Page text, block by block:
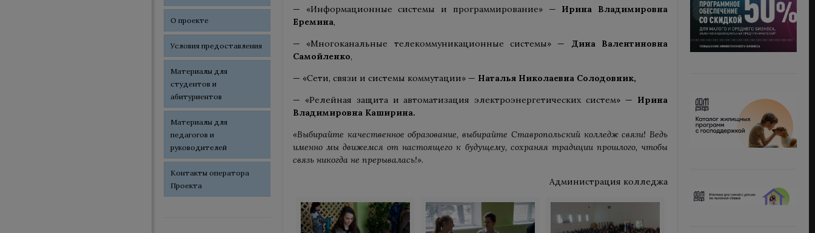
— «Информационные системы и программирование» — Ирина Владимировна
Еремина,
— «Многоканальные телекоммуникационные системы» — Дина Валентиновна
Самойленко,
— «Сети, связи и системы коммутации» — Наталья Николаевна Солодовник,
— «Релейная защита и автоматизация электроэнергетических систем» — Ирина
Владимировна Каширина.
«Выбирайте качественное образование, выбирайте Ставропольский колледж связи! Ведь
именно мы движемся от настоящего к будущему, сохраняя традиции прошлого, чтобы
связь никогда не прерывалась!».
Администрация колледжа
О проекте
Условия предоставления
Материалы для
студентов и
абитуриентов
Материалы для
педагогов и
руководителей
Контакты оператора
Проекта